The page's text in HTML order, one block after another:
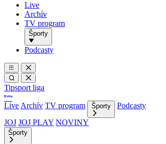
Live
Archív
TV program
Športy
Podcasty
Tipsport liga
Live Archív TV program Športy
Podcasty
JOJ JOJ PLAY NOVINY
Športy